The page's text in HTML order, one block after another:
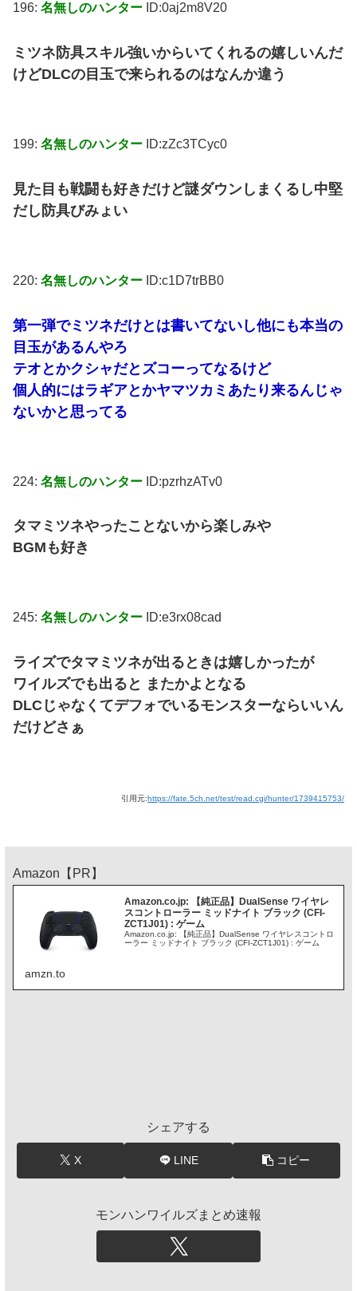
196: 名無しのハンター ID:0aj2m8V20
ミツネ防具スキル強いからいてくれるの嬉しいんだ
けどDLCの目玉で来られるのはなんか違う
199: 名無しのハンター ID:zZc3TCyc0
見た目も戦闘も好きだけど謎ダウンしまくるし中堅
だし防具びみょい
220: 名無しのハンター ID:c1D7trBB0
第一弾でミツネだけとは書いてないし他にも本当の
目玉があるんやろ
テオとかクシャだとズコーってなるけど
個人的にはラギアとかヤマツカミあたり来るんじゃ
ないかと思ってる
224: 名無しのハンター ID:pzrhzATv0
タマミツネやったことないから楽しみや
BGMも好き
245: 名無しのハンター ID:e3rx08cad
ライズでタマミツネが出るときは嬉しかったが
ワイルズでも出ると またかよとなる
DLCじゃなくてデフォでいるモンスターならいいん
だけどさぁ
引用元:https://fate.5ch.net/test/read.cgi/hunter/1739415753/
Amazon【PR】
Amazon.co.jp: 【純正品】DualSense ワイヤレ
スコントローラー ミッドナイト ブラック (CFI-
ZCT1J01) : ゲーム
Amazon.co.jp: 【純正品】DualSense ワイヤレスコントロ
ーラー ミッドナイト ブラック (CFI-ZCT1J01) : ゲーム
amzn.to
シェアする
X LINE コピー
モンハンワイルズまとめ速報